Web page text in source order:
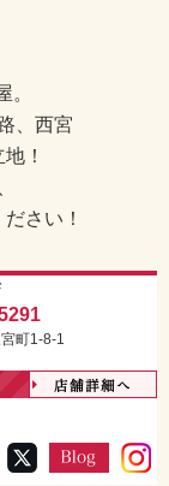
、西宮
！
さい！
町1-8-1
店舗詳細へ